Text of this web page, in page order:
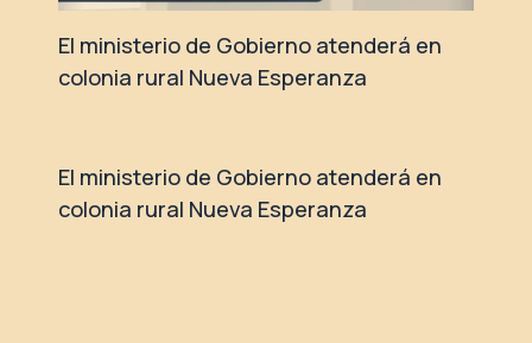
El ministerio de Gobierno atenderá en
colonia rural Nueva Esperanza
El ministerio de Gobierno atenderá en
colonia rural Nueva Esperanza